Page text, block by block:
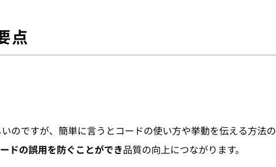
点
のですが、簡単に言うとコードの使い方や挙動を伝える方法の
ドの誤用を防ぐことができ品質の向上につながります。